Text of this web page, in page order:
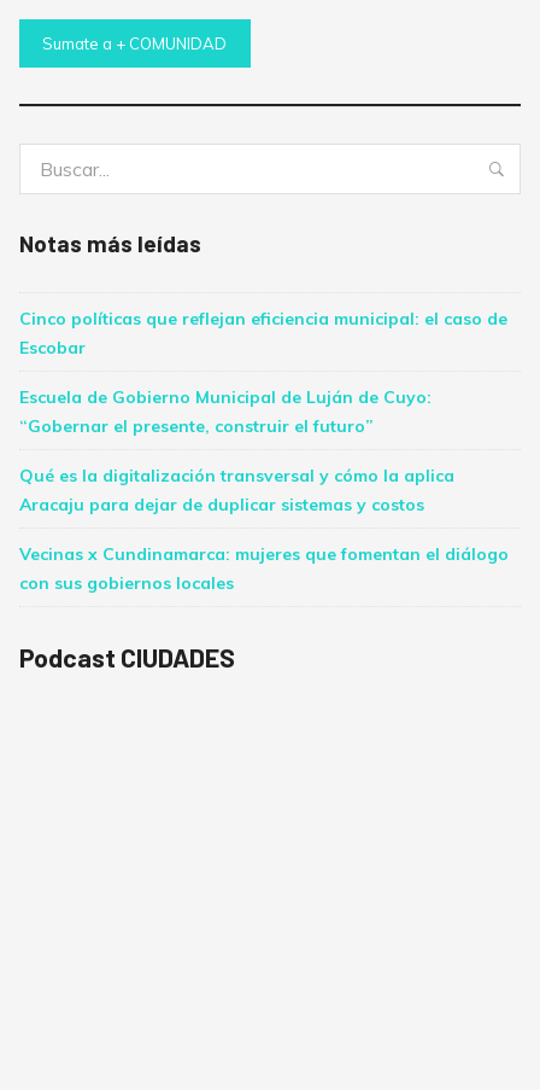
Sumate a + COMUNIDAD
Notas más leídas
Cinco políticas que reflejan eficiencia municipal: el caso de
Escobar
Escuela de Gobierno Municipal de Luján de Cuyo:
“Gobernar el presente, construir el futuro”
Qué es la digitalización transversal y cómo la aplica
Aracaju para dejar de duplicar sistemas y costos
Vecinas x Cundinamarca: mujeres que fomentan el diálogo
con sus gobiernos locales
Podcast CIUDADES